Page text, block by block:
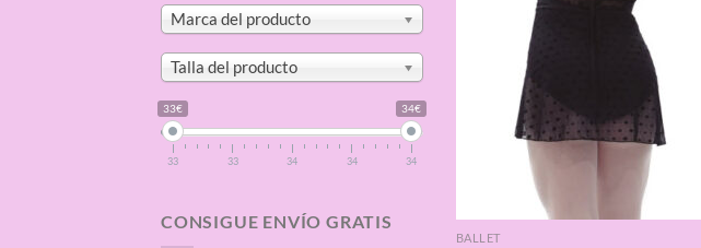
Marca del producto
Talla del producto
33€ 34€
33 33 34 34 34
CONSIGUE ENVÍO GRATIS
BALLET